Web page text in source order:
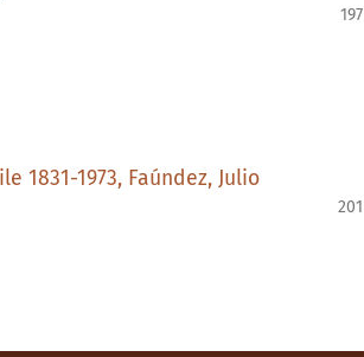
197
1831-1973, Faúndez, Julio
201